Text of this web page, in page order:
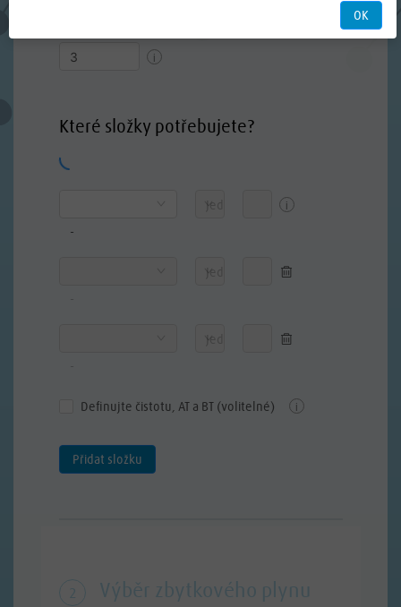
i
Které složky potřebujete?
-
Jednotka i
Jednotka
Jednotka
Definujte čistotu, AT a BT (volitelné) i
Přidat složku
2 Výběr zbytkového plynu
OK